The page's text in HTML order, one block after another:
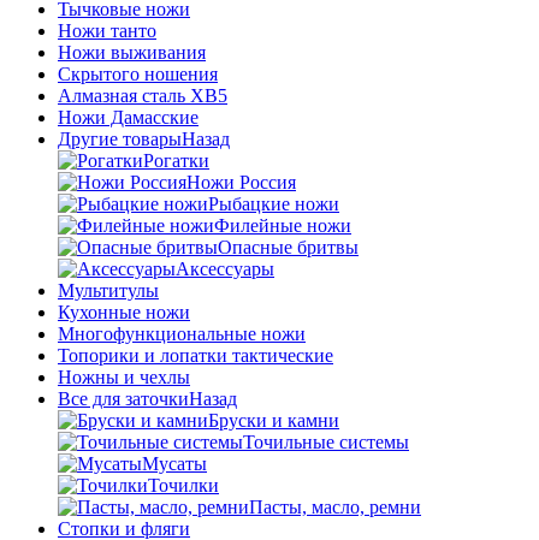
Тычковые ножи
Ножи танто
Ножи выживания
Скрытого ношения
Алмазная сталь ХВ5
Ножи Дамасские
Другие товарыНазад
Рогатки
Ножи Россия
Рыбацкие ножи
Филейные ножи
Опасные бритвы
Аксессуары
Мультитулы
Кухонные ножи
Многофункциональные ножи
Топорики и лопатки тактические
Ножны и чехлы
Все для заточкиНазад
Бруски и камни
Точильные системы
Мусаты
Точилки
Пасты, масло, ремни
Стопки и фляги